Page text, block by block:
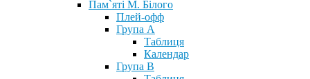
Пам`яті М. Білого
Плей-офф
Група А
Таблиця
Календар
Група В